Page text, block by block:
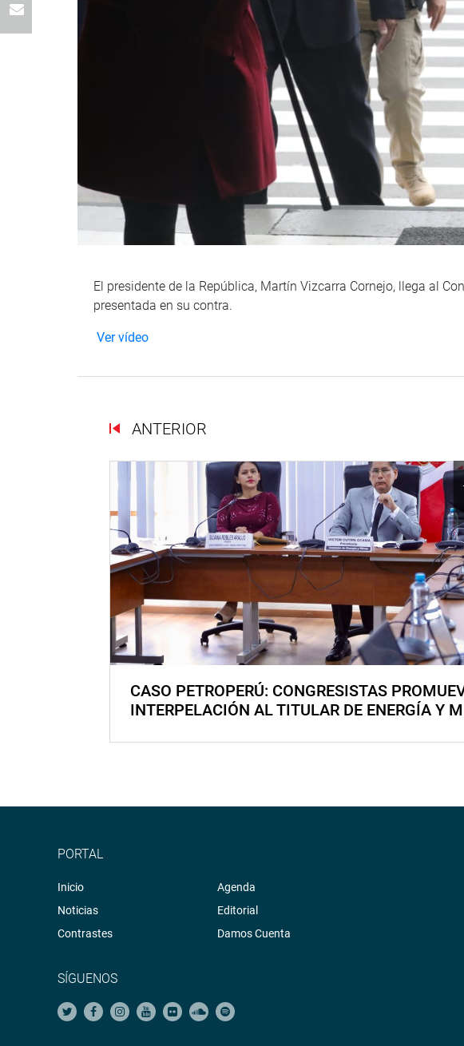
El presidente de la República, Martín Vizcarra Cornejo, llega al
presentada en su contra.
Ver vídeo
ANTERIOR
CASO PETROPERÚ: CONGRESISTAS
INTERPELACIÓN AL TITULAR DE ENERGÍA Y
PORTAL
Inicio
Noticias
Contrastes
Agenda
Editorial
Damos Cuenta
SÍGUENOS